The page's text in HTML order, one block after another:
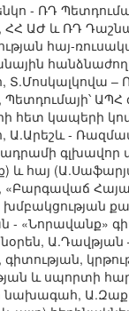
- ՌԴ
ԱԺ և ՌԴ
հայ-
–
ԱՊՀ
հետ կապերի
-
գլխավոր
և հայ
խմբակցության
- «Նորավանք»
Ա.Դավթյան
և սպորտի
նախագահ,